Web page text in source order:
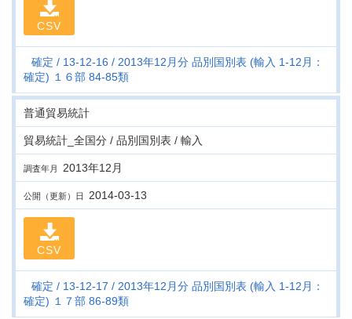
CSV
確定 13-12-16
2013年12月分 品別国別表 (輸入 1-12月：
確定) １６部 84-85類
普通貿易統計
貿易統計_全国分 / 品別国別表 / 輸入
調査年月 2013年12月
公開（更新）日 2014-03-13
CSV
確定 13-12-17
2013年12月分 品別国別表 (輸入 1-12月：
確定) １７部 86-89類